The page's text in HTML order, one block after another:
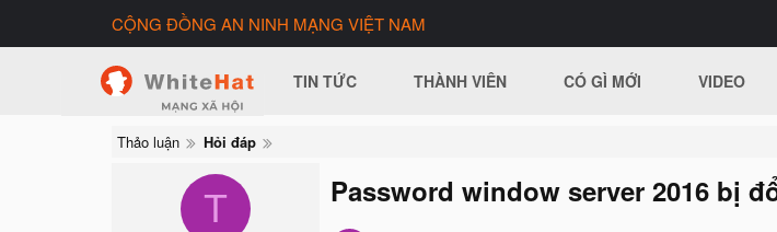
CỘNG ĐỒNG AN NINH MẠNG VIỆT NAM
TIN TỨC THÀNH VIÊN CÓ GÌ MỚI VIDEO
Thảo luận Hỏi đáp
T Password window server 2016 bị